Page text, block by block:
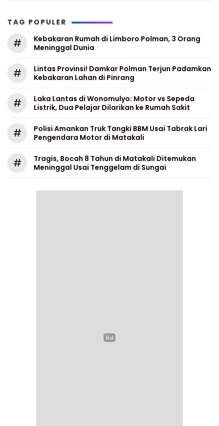
TAG POPULER
#
Kebakaran Rumah di Limboro Polman, 3 Orang
Meninggal Dunia
#
Lintas Provinsi! Damkar Polman Terjun Padamkan
Kebakaran Lahan di Pinrang
#
Laka Lantas di Wonomulyo: Motor vs Sepeda
Listrik, Dua Pelajar Dilarikan ke Rumah Sakit
#
Polisi Amankan Truk Tangki BBM Usai Tabrak Lari
Pengendara Motor di Matakali
#
Tragis, Bocah 8 Tahun di Matakali Ditemukan
Meninggal Usai Tenggelam di Sungai